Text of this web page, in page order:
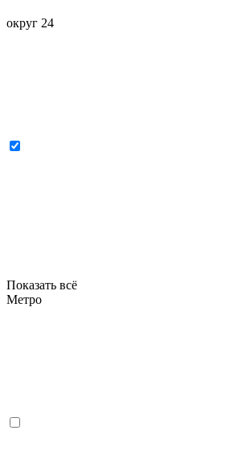
округ 24
Показать всё
Метро